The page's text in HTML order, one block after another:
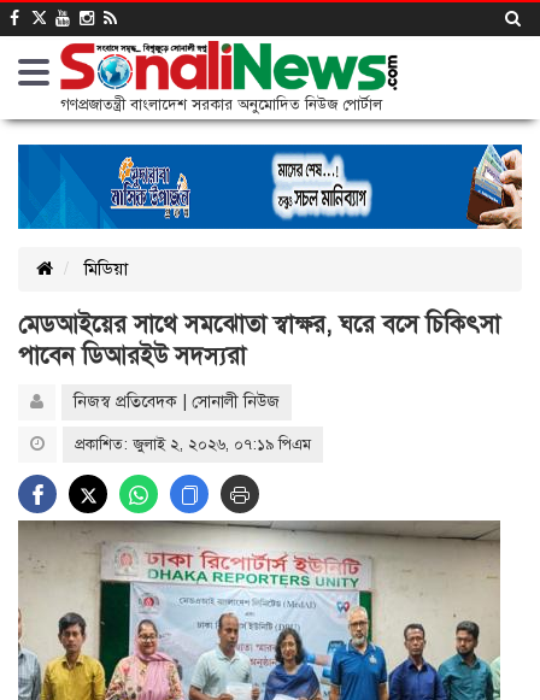
গণপ্রজাতন্ত্রী বাংলাদেশ সরকার অনুমোদিত নিউজ পোর্টাল
মিডিয়া
মেডআইয়ের সাথে সমঝোতা স্বাক্ষর, ঘরে বসে চিকিৎসা
পাবেন ডিআরইউ সদস্যরা
নিজস্ব প্রতিবেদক | সোনালী নিউজ
প্রকাশিত: জুলাই ২, ২০২৬, ০৭:১৯ পিএম